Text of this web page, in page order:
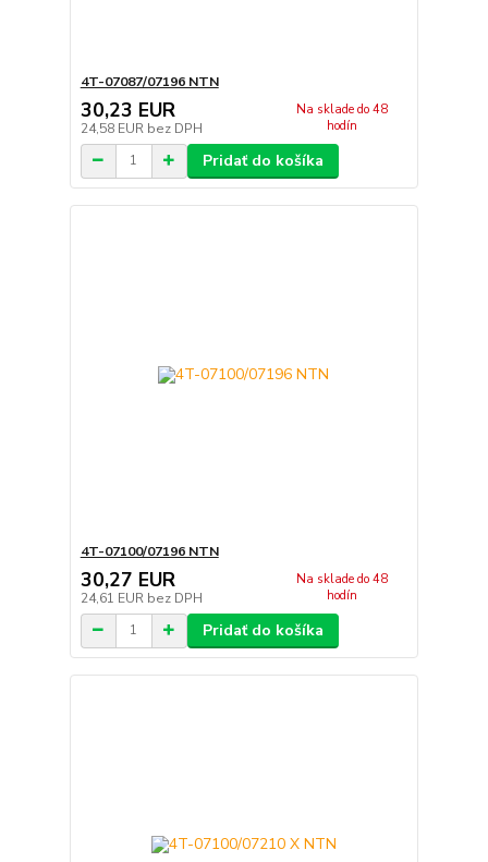
4T-07087/07196 NTN
30,23 EUR
24,58 EUR bez DPH
Na sklade do 48
hodín
Pridať do košíka
4T-07100/07196 NTN
30,27 EUR
24,61 EUR bez DPH
Na sklade do 48
hodín
Pridať do košíka